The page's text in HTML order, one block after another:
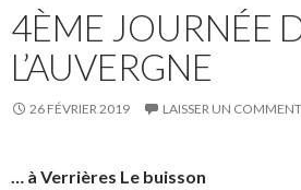
4ÈME JOURNÉE
L’AUVERGNE
26 FÉVRIER 2019 LAISSER UN
… à Verrières Le buisson